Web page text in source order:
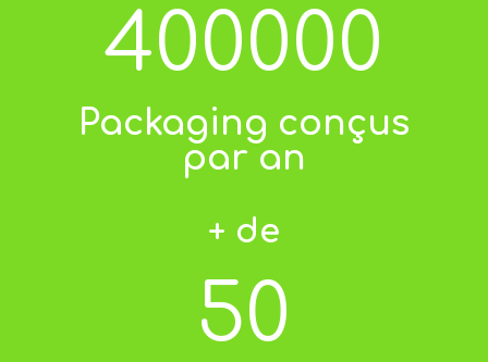
400000
Packaging conçus
par an
+ de
50